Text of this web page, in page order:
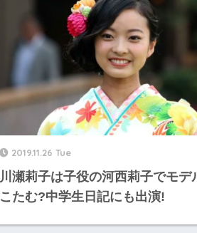
2019.11.26 Tue
川瀬莉子は子役の河西莉子でモデ
こたむ?中学生日記にも出演!